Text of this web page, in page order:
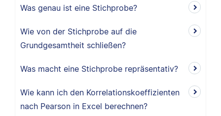
Was genau ist eine Stichprobe?
Wie von der Stichprobe auf die
Grundgesamtheit schließen?
Was macht eine Stichprobe repräsentativ?
Wie kann ich den Korrelationskoeffizienten
nach Pearson in Excel berechnen?